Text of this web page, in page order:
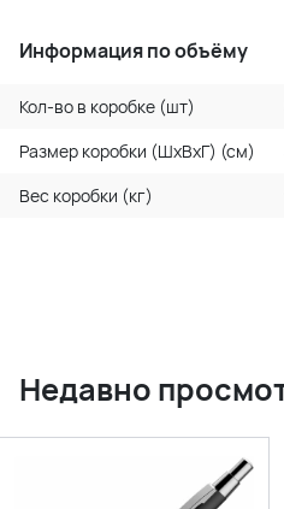
Информация по объёму
Кол-во в коробке (шт)
Размер коробки (ШхВхГ) (см)
Вес коробки (кг)
Недавно